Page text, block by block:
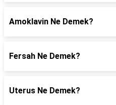
Amoklavin Ne Demek?
Fersah Ne Demek?
Uterus Ne Demek?